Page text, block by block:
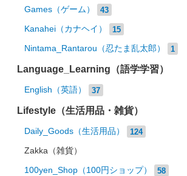
Games（ゲーム） 43
Kanahei（カナヘイ） 15
Nintama_Rantarou（忍たま乱太郎） 1
Language_Learning（語学学習）
English（英語） 37
Lifestyle（生活用品・雑貨）
Daily_Goods（生活用品） 124
Zakka（雑貨）
100yen_Shop（100円ショップ） 58